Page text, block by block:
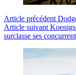
Article précédent
Article suivant
surclasse ses